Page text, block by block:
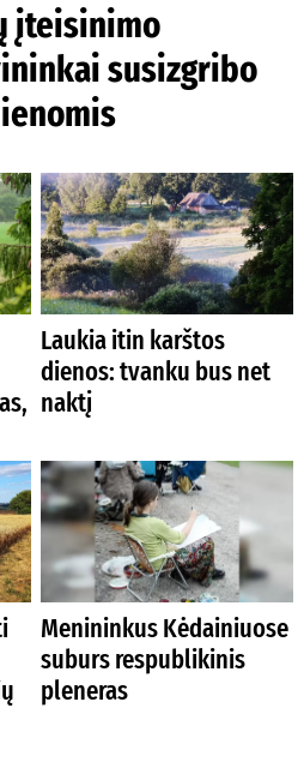
įteisinimo
susizgribo
Laukia itin karštos
dienos: tvanku bus net
naktį
Menininkus Kėdainiuose
suburs respublikinis
pleneras